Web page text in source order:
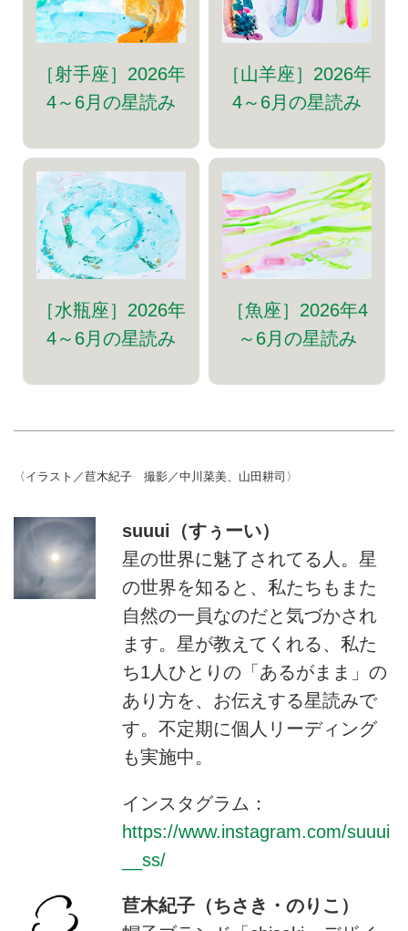
［射手座］2026年
4～6月の星読み
［山羊座］2026年
4～6月の星読み
［水瓶座］2026年
4～6月の星読み
［魚座］2026年4
～6月の星読み
〈イラスト／苣木紀子 撮影／中川菜美、山田耕司〉
suuui（すぅーい）
星の世界に魅了されてる人。星
の世界を知ると、私たちもまた
自然の一員なのだと気づかされ
ます。星が教えてくれる、私た
ち1人ひとりの「あるがまま」の
あり方を、お伝えする星読みで
す。不定期に個人リーディング
も実施中。
インスタグラム：
https://www.instagram.com/suuui
__ss/
苣木紀子（ちさき・のりこ）